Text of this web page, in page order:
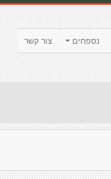
צור קשר נספחים